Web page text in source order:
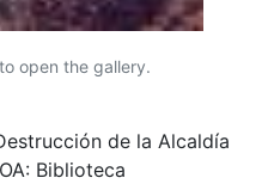
open the gallery.
de la Alcaldía
Biblioteca